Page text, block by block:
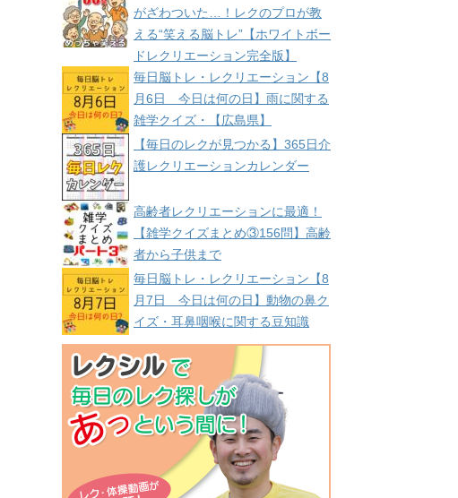
がざわついた…！レクのプロが教
える“笑える脳トレ”【ホワイトボー
ドレクリエーション完全版】
毎日脳トレ・レクリエーション【8
月6日 今日は何の日】雨に関する
雑学クイズ・【広島県】
【毎日のレクが見つかる】365日介
護レクリエーションカレンダー
高齢者レクリエーションに最適！
【雑学クイズまとめ③156問】高齢
者から子供まで
毎日脳トレ・レクリエーション【8
月7日 今日は何の日】動物の鼻ク
イズ・耳鼻咽喉に関する豆知識